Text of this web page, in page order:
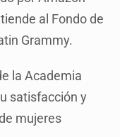
al Fondo de
Grammy.
la Academia
satisfacción y
mujeres